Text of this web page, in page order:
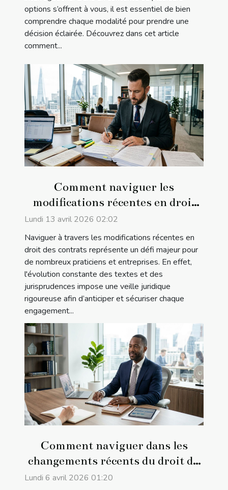
options s’offrent à vous, il est essentiel de bien
comprendre chaque modalité pour prendre une
décision éclairée. Découvrez dans cet article
comment...
Comment naviguer les
modifications récentes en droit
des contrats ?
Lundi 13 avril 2026 02:02
Naviguer à travers les modifications récentes en
droit des contrats représente un défi majeur pour
de nombreux praticiens et entreprises. En effet,
l'évolution constante des textes et des
jurisprudences impose une veille juridique
rigoureuse afin d’anticiper et sécuriser chaque
engagement...
Comment naviguer dans les
changements récents du droit du
travail ?
Lundi 6 avril 2026 01:20